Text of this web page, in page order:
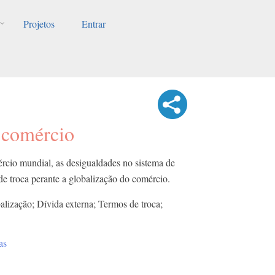
Projetos Entrar
mundial, as desigualdades no sistema de
troca perante a globalização do comércio.
Dívida externa; Termos de troca;